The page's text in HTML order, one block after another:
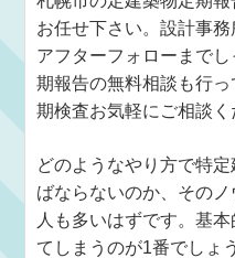
お任せ下さい。設計事務
アフターフォローまで
期報告の無料相談も行
期検査お気軽にご相談く
どのようなやり方で特
ばならないのか、その
人も多いはずです。基
てしまうのが1番でしょ